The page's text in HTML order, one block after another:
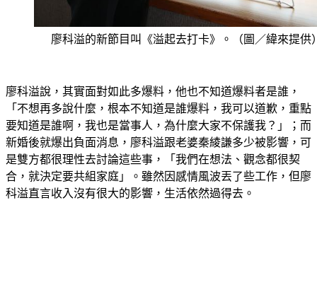
廖科溢的新節目叫《溢起去打卡》。（圖／緯來提供
廖科溢說，其實面對如此多爆料，他也不知道爆料者是誰，
「不想再多說什麼，根本不知道是誰爆料，我可以道歉，重點
要知道是誰啊，我也是當事人，為什麼大家不保護我？」；而
新婚後就爆出負面消息，廖科溢跟老婆秦綾謙多少被影響，可
是雙方都很理性去討論這些事，「我們在想法、觀念都很契
合，就決定要共組家庭」。雖然因感情風波丟了些工作，但廖
科溢直言收入沒有很大的影響，生活依然過得去。